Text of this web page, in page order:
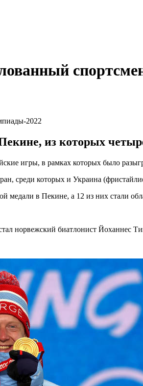
из которых
игры, в рамках которых было
среди которых и Украина
медали в Пекине, а 12 из них стали
норвежский биатлонист Йоханнес